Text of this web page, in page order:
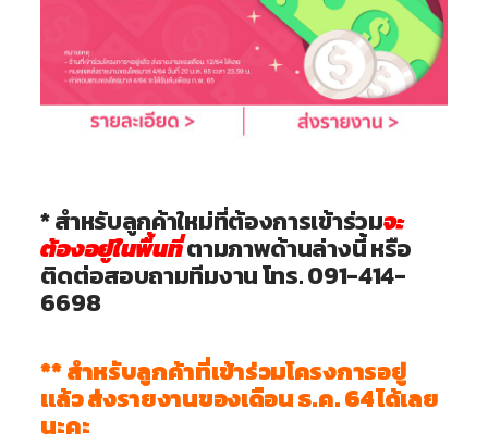
* สำหรับลูกค้าใหม่ที่ต้องการเข้าร่วมจะ
ต้องอยู่ในพื้นที่ตามภาพด้านล่างนี้ หรือ
ติดต่อสอบถามทีมงาน โทร. 091-414-
6698
** สำหรับลูกค้าที่เข้าร่วมโครงการอยู่
แล้ว ส่งรายงานของเดือน ธ.ค. 64 ได้เลย
นะคะ